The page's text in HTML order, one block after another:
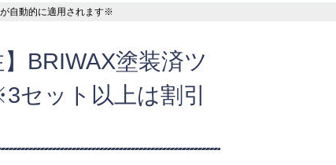
自動的に適用されます※
BRIWAX塗装済ツ
セット以上は割引